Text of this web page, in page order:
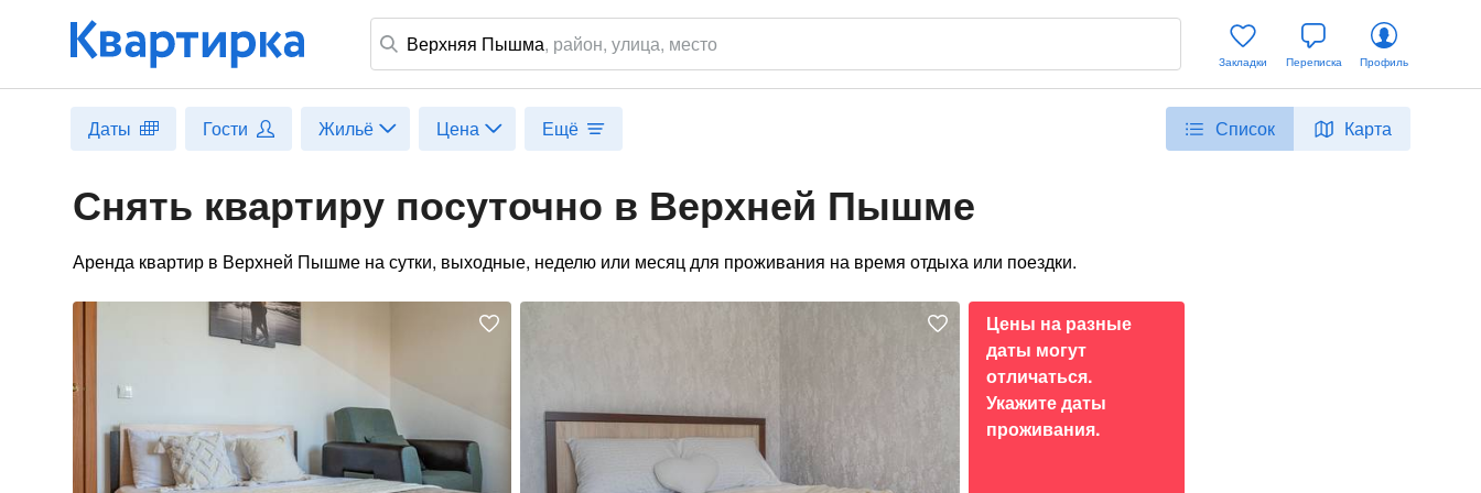
Верхняя Пышма, район, улица, место
Закладки Переписка Профиль
Даты Гости Жильё Цена Ещё Список Карта
Снять квартиру посуточно в Верхней Пышме
Аренда квартир в Верхней Пышме на сутки, выходные, неделю или месяц для проживания на время отдыха или поездки.
Цены на разные
даты могут
отличаться.
Укажите даты
проживания.